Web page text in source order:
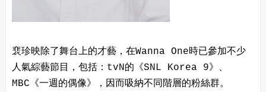
裵珍映除了舞台上的才藝，在Wanna One時已參加不少
人氣綜藝節目，包括：tvN的《SNL Korea 9》、
MBC《一週的偶像》，因而吸納不同階層的粉絲群。